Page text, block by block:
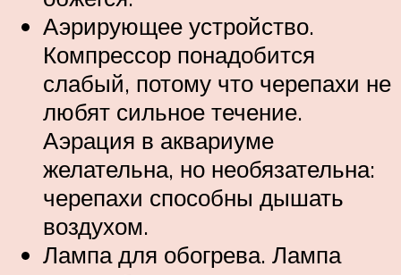
Аэрирующее устройство.
Компрессор понадобится
слабый, потому что черепахи не
любят сильное течение.
Аэрация в аквариуме
желательна, но необязательна:
черепахи способны дышать
воздухом.
Лампа для обогрева. Лампа